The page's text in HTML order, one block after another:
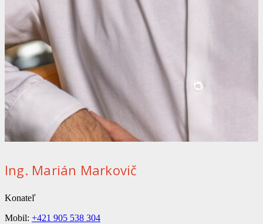
Ing. Marián Markovič
Konateľ
Mobil: +421 905 538 304